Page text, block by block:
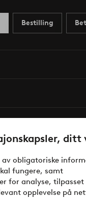
ditt
obligatoriske
fungere, samt
for analyse,
opplevelse på
Bestilling